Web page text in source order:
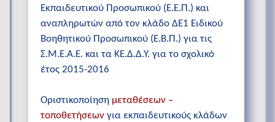
Εκπαιδευτικού Προσωπικού (Ε.Ε.Π.) και
αναπληρωτών από τον κλάδο ΔΕ1 Ειδικού
Βοηθητικού Προσωπικού (Ε.Β.Π.) για τις
Σ.Μ.Ε.Α.Ε. και τα ΚΕ.Δ.Δ.Υ. για το σχολικό
έτος 2015-2016
Οριστικοποίηση μεταθέσεων –
τοποθετήσεων για εκπαιδευτικούς κλάδων